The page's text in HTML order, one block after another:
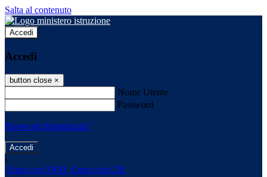
Salta al contenuto
Accedi
Accedi
button close ×
Nome Utente
Password
Password dimenticata?
-
Entra con SPID Entra con CIE